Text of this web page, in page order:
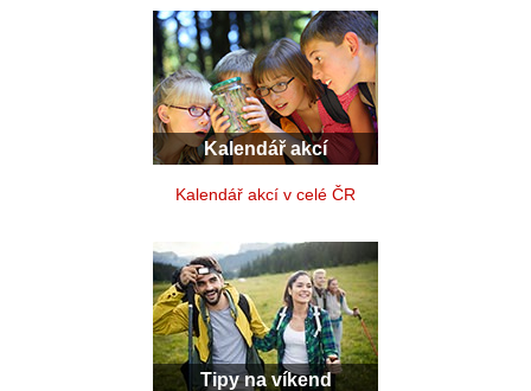
Kalendář akcí
Kalendář akcí v celé ČR
Tipy na víkend